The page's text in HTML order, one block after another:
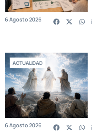
6 Agosto 2026
ACTUALIDAD
6 Agosto 2026